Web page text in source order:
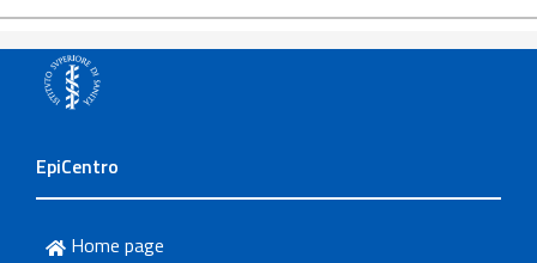
EpiCentro
Home page